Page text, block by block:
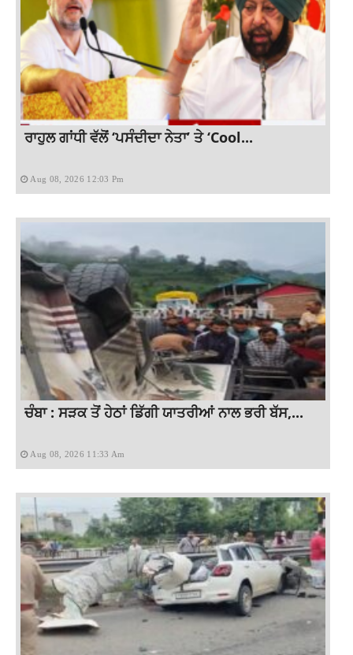
ਰਾਹੁਲ ਗਾਂਧੀ ਵੱਲੋਂ ‘ਪਸੰਦੀਦਾ ਨੇਤਾ’ ਤੇ ‘Cool...
Aug 08, 2026 12:03 Pm
ਚੰਬਾ : ਸੜਕ ਤੋਂ ਹੇਠਾਂ ਡਿੱਗੀ ਯਾਤਰੀਆਂ ਨਾਲ ਭਰੀ ਬੱਸ,...
Aug 08, 2026 11:33 Am